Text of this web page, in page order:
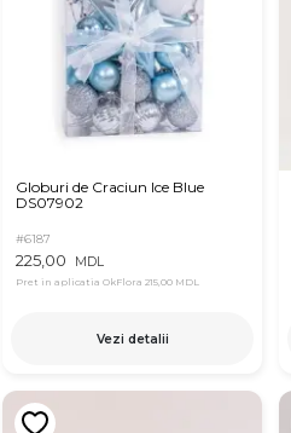
Globuri de Craciun Ice Blue
DS07902
#6187
225,00 MDL
Pret in aplicatia OkFlora 215,00 MDL
Vezi detalii